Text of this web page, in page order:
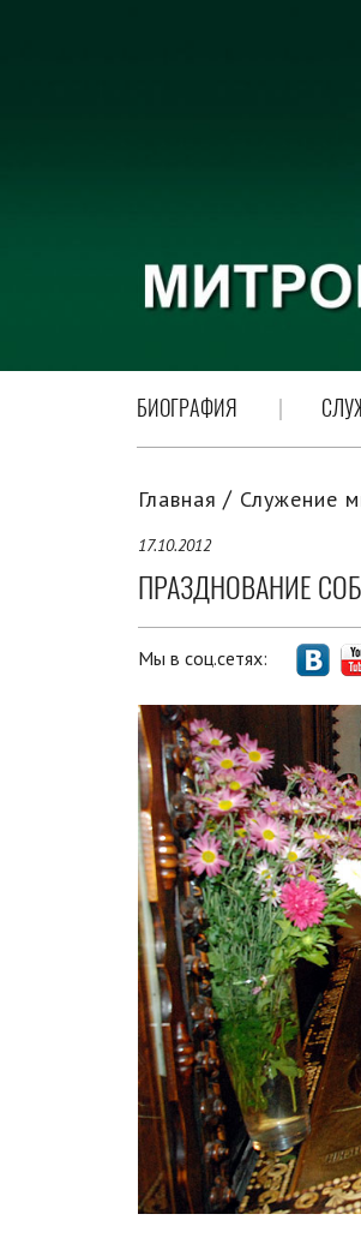
БИОГРАФИЯ
Главная Служение
17.10.2012
ПРАЗДНОВАНИЕ
Мы в соц.сетях: